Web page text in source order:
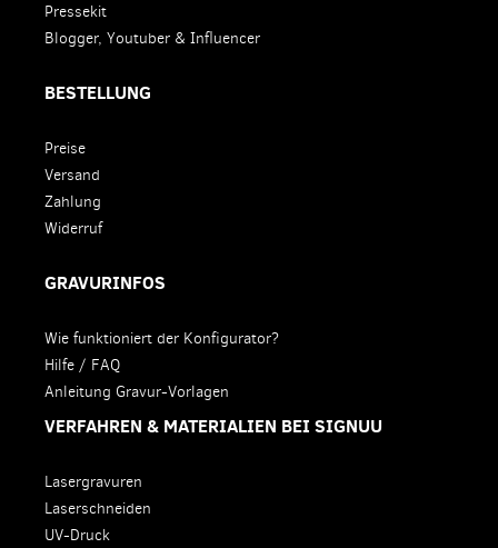
Pressekit
Blogger, Youtuber & Influencer
BESTELLUNG
Preise
Versand
Zahlung
Widerruf
GRAVURINFOS
Wie funktioniert der Konfigurator?
Hilfe / FAQ
Anleitung Gravur-Vorlagen
VERFAHREN & MATERIALIEN BEI SIGNUU
Lasergravuren
Laserschneiden
UV-Druck